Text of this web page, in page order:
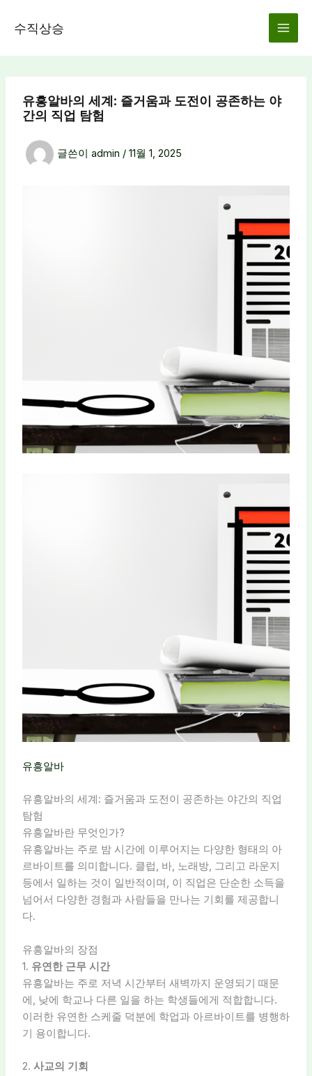
수직상승
유흥알바의 세계: 즐거움과 도전이 공존하는 야
간의 직업 탐험
글쓴이 admin / 11월 1, 2025
유흥알바
유흥알바의 세계: 즐거움과 도전이 공존하는 야간의 직업
탐험
유흥알바란 무엇인가?
유흥알바는 주로 밤 시간에 이루어지는 다양한 형태의 아
르바이트를 의미합니다. 클럽, 바, 노래방, 그리고 라운지
등에서 일하는 것이 일반적이며, 이 직업은 단순한 소득을
넘어서 다양한 경험과 사람들을 만나는 기회를 제공합니
다.
유흥알바의 장점
1. 유연한 근무 시간
유흥알바는 주로 저녁 시간부터 새벽까지 운영되기 때문
에, 낮에 학교나 다른 일을 하는 학생들에게 적합합니다.
이러한 유연한 스케줄 덕분에 학업과 아르바이트를 병행하
기 용이합니다.
2. 사교의 기회